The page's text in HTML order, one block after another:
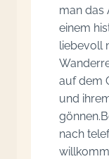
man das
einem
liebevoll
auf dem
und
gönnen.
nach